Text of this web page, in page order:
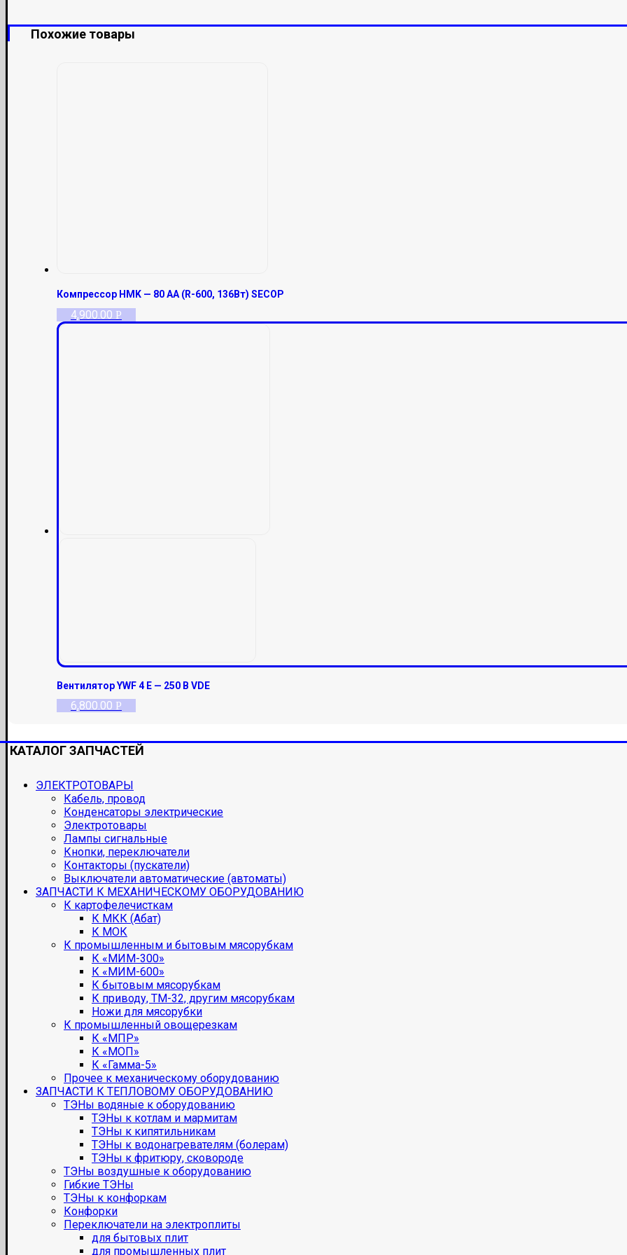
Похожие товары
Компрессор HMK — 80 AA (R-600, 136Вт) SECOP
4,900.00 Р
Вентилятор YWF 4 E — 250 В VDE
6,800.00 Р
КАТАЛОГ ЗАПЧАСТЕЙ
ЭЛЕКТРОТОВАРЫ
Кабель, провод
Конденсаторы электрические
Электротовары
Лампы сигнальные
Кнопки, переключатели
Контакторы (пускатели)
Выключатели автоматические (автоматы)
ЗАПЧАСТИ К МЕХАНИЧЕСКОМУ ОБОРУДОВАНИЮ
К картофелечисткам
К МКК (Абат)
К МОК
К промышленным и бытовым мясорубкам
К «МИМ-300»
К «МИМ-600»
К бытовым мясорубкам
К приводу, ТМ-32, другим мясорубкам
Ножи для мясорубки
К промышленный овощерезкам
К «МПР»
К «МОП»
К «Гамма-5»
Прочее к механическому оборудованию
ЗАПЧАСТИ К ТЕПЛОВОМУ ОБОРУДОВАНИЮ
ТЭНы водяные к оборудованию
ТЭНы к котлам и мармитам
ТЭНы к кипятильникам
ТЭНы к водонагревателям (болерам)
ТЭНы к фритюру, сковороде
ТЭНы воздушные к оборудованию
Гибкие ТЭНы
ТЭНы к конфоркам
Конфорки
Переключатели на электроплиты
для бытовых плит
для промышленных плит